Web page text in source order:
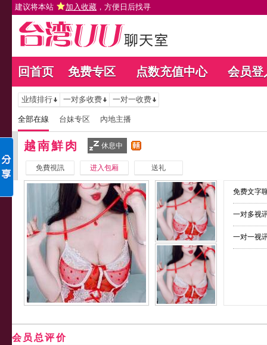
建议将本站 加入收藏 ，方便日后找寻
回首页 免费专区 点数充值中心 会员登
业绩排行 一对多收费 一对一收费
全部在線 台妹专区 內地主播
越南鮮肉 休息中
免費視訊 进入包厢 送礼
免费文字
一对多视
一对一视
会员总评价